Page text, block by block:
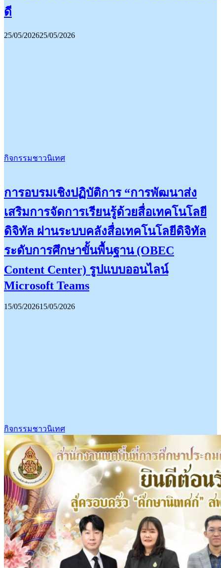
ดี
25/05/202625/05/2026
กิจกรรมชาวนิเทศ
การอบรมเชิงปฏิบัติการ “การพัฒนาส่ง
เสริมการจัดการเรียนรู้ด้วยสื่อเทคโนโลยี
ดิจิทัล ผ่านระบบคลังสื่อเทคโนโลยีดิจิทัล
ระดับการศึกษาขั้นพื้นฐาน (OBEC
Content Center) รูปแบบออนไลน์
Microsoft Teams
15/05/202615/05/2026
กิจกรรมชาวนิเทศ